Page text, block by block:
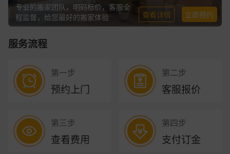
专业的搬家团队，明码标价，客服全
程监督，给您最好的搬家体验
查看详情 立即预约
服务流程
第一步
预约上门
第二步
客服报价
第三步
查看费用
第四步
支付订金